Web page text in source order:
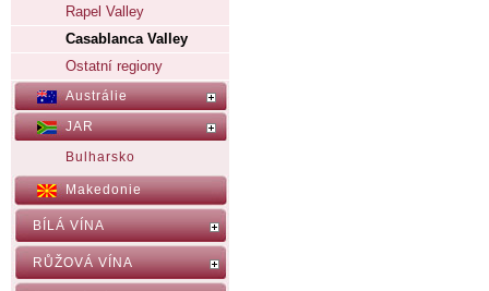
Rapel Valley
Casablanca Valley
Ostatní regiony
Austrálie
JAR
Bulharsko
Makedonie
BÍLÁ VÍNA
RŮŽOVÁ VÍNA